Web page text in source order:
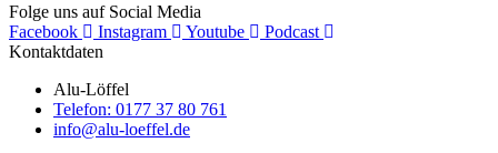
Folge uns auf Social Media
Facebook
Instagram Youtube
Podcast
Kontaktdaten
Alu-Löffel
Telefon: 0177 37 80 761
info@alu-loeffel.de